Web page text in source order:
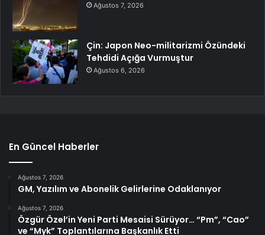
Ağustos 7, 2026
Çin: Japon Neo-militarizmi Özündeki
Tehdidi Açığa Vurmuştur
Ağustos 6, 2026
En Güncel Haberler
Ağustos 7, 2026
GM, Yazılım ve Abonelik Gelirlerine Odaklanıyor
Ağustos 7, 2026
Özgür Özel’in Yeni Parti Mesaisi Sürüyor… “Pm”, “Cao”
ve “Myk” Toplantılarına Başkanlık Etti